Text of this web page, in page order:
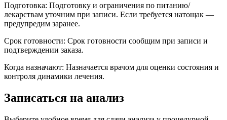
Подготовка: Подготовку и ограничения по питанию/
лекарствам уточним при записи. Если требуется натощак —
предупредим заранее.
Срок готовности: Срок готовности сообщим при записи и
подтверждении заказа.
Когда назначают: Назначается врачом для оценки состояния и
контроля динамики лечения.
Записаться на анализ